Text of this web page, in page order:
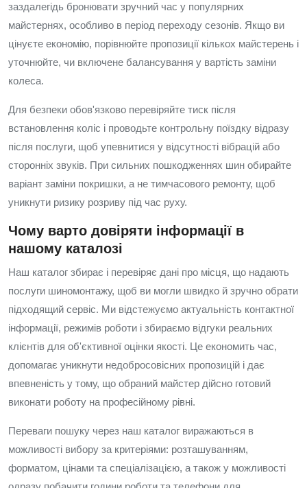
заздалегідь бронювати зручний час у популярних
майстернях, особливо в період переходу сезонів. Якщо ви
цінуєте економію, порівнюйте пропозиції кількох майстерень і
уточнюйте, чи включене балансування у вартість заміни
колеса.
Для безпеки обов'язково перевіряйте тиск після
встановлення коліс і проводьте контрольну поїздку відразу
після послуги, щоб упевнитися у відсутності вібрацій або
сторонніх звуків. При сильних пошкодженнях шин обирайте
варіант заміни покришки, а не тимчасового ремонту, щоб
уникнути ризику розриву під час руху.
Чому варто довіряти інформації в
нашому каталозі
Наш каталог збирає і перевіряє дані про місця, що надають
послуги шиномонтажу, щоб ви могли швидко й зручно обрати
підходящий сервіс. Ми відстежуємо актуальність контактної
інформації, режимів роботи і збираємо відгуки реальних
клієнтів для об'єктивної оцінки якості. Це економить час,
допомагає уникнути недобросовісних пропозицій і дає
впевненість у тому, що обраний майстер дійсно готовий
виконати роботу на професійному рівні.
Переваги пошуку через наш каталог виражаються в
можливості вибору за критеріями: розташуванням,
форматом, цінами та спеціалізацією, а також у можливості